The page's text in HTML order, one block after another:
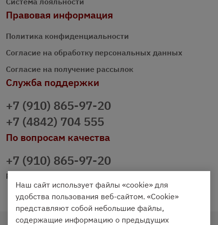
Правовая информация
Политика конфиденциальности
Согласие на обработку персональных данных
Согласие на получение рассылок
Служба поддержки
+7 (910) 865-97-20
+7 (4842) 704 555
По вопросам качества
+7 (910) 865-97-20
prazdnichniy40@palmi.ru
Наш сайт использует файлы «cookie» для
удобства пользования веб-сайтом. «Cookie»
представляют собой небольшие файлы,
содержащие информацию о предыдущих